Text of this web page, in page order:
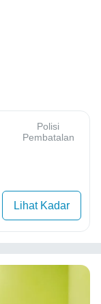
Polisi
Pembatalan
Lihat Kadar